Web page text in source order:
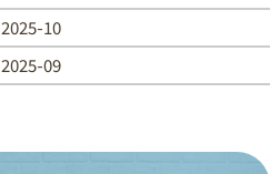
2025-10
2025-09